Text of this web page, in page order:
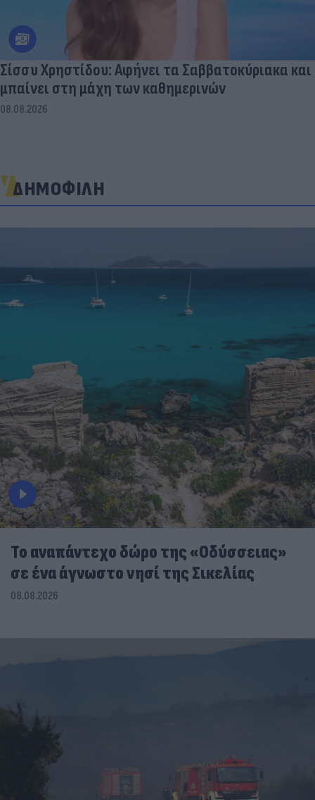
Σίσσυ Χρηστίδου: Αφήνει τα Σαββατοκύριακα και
μπαίνει στη μάχη των καθημερινών
08.08.2026
ΔΗΜΟΦΙΛΗ
To αναπάντεχο δώρο της «Οδύσσειας»
σε ένα άγνωστο νησί της Σικελίας
08.08.2026